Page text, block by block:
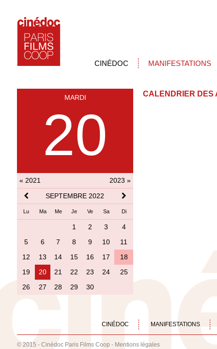
CINÉDOC MANIFESTATIONS
MARDI
20
« 2021
2023 »
SEPTEMBRE 2022
Lu Ma Me Je Ve Sa Di
1 2 3
4
5
6 7 8 9 10
11
12
13 14 15 16 17
18
19
20 21 22 23 24
25
26
27 28 29 30
CALENDRIER DES
CINÉDOC MANIFESTATIONS
© 2015 - Cinédoc Paris Films Coop - Mentions légales